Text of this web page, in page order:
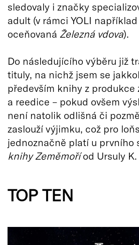
sledovaly i značky
adult (v rámci YOLI
oceňovaná Železná vdova).
Do následujícího výběru již
tituly, na nichž jsem se
především knihy z produkce
a reedice – pokud ovšem
není natolik odlišná či
zaslouží výjimku, což pro
jednoznačně platí u prvního
knihy Zeměmoříod Ursuly K.
TOP TEN